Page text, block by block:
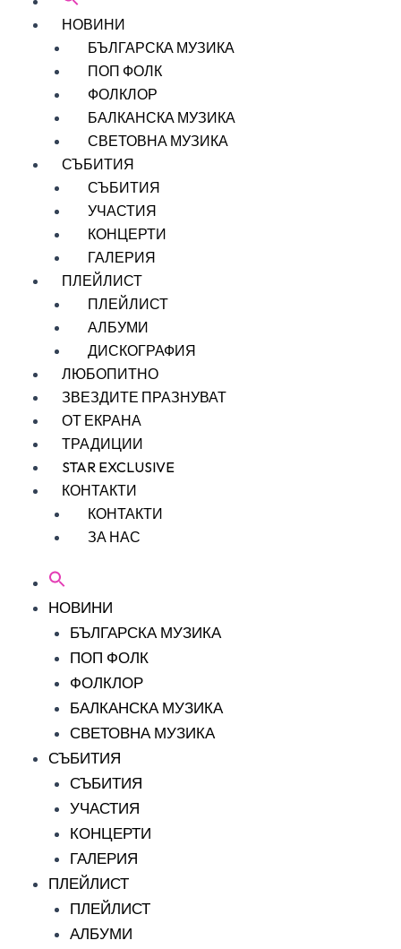
НОВИНИ
БЪЛГАРСКА МУЗИКА
ПОП ФОЛК
ФОЛКЛОР
БАЛКАНСКА МУЗИКА
СВЕТОВНА МУЗИКА
СЪБИТИЯ
СЪБИТИЯ
УЧАСТИЯ
КОНЦЕРТИ
ГАЛЕРИЯ
ПЛЕЙЛИСТ
ПЛЕЙЛИСТ
АЛБУМИ
ДИСКОГРАФИЯ
ЛЮБОПИТНО
ЗВЕЗДИТЕ ПРАЗНУВАТ
ОТ ЕКРАНА
ТРАДИЦИИ
STAR EXCLUSIVE
КОНТАКТИ
КОНТАКТИ
ЗА НАС
НОВИНИ
БЪЛГАРСКА МУЗИКА
ПОП ФОЛК
ФОЛКЛОР
БАЛКАНСКА МУЗИКА
СВЕТОВНА МУЗИКА
СЪБИТИЯ
СЪБИТИЯ
УЧАСТИЯ
КОНЦЕРТИ
ГАЛЕРИЯ
ПЛЕЙЛИСТ
ПЛЕЙЛИСТ
АЛБУМИ